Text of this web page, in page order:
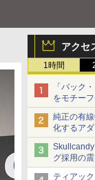
アクセ
1時間
「バック
をモチー
純正の有
化するアダ
グ採用の
ANC」
ティアッ